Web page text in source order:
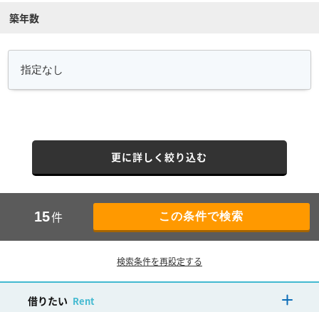
築年数
更に詳しく絞り込む
15件
検索条件を再設定する
借りたい Rent